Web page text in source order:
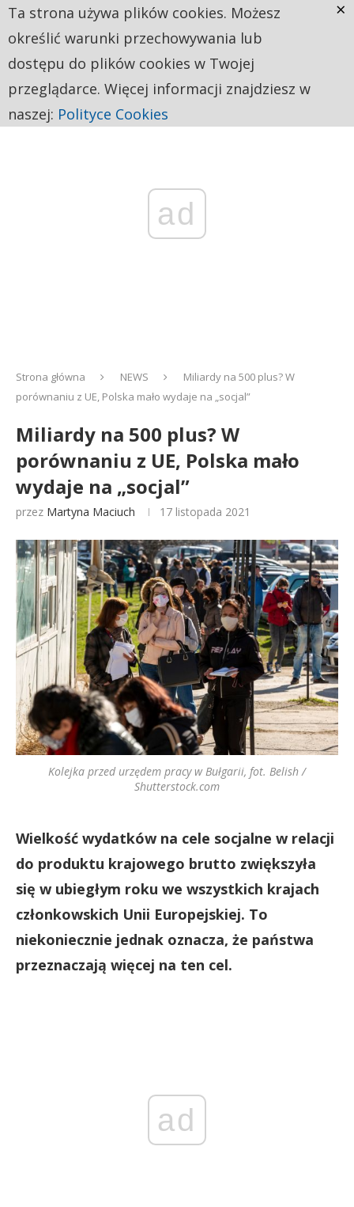
ad
Strona główna NEWS
Miliardy na 500 plus? W
porównaniu z UE, Polska mało wydaje na „socjal”
Miliardy na 500 plus? W
porównaniu z UE, Polska mało
wydaje na „socjal”
przez Martyna Maciuch 17 listopada 2021
Kolejka przed urzędem pracy w Bułgarii, fot. Belish /
Shutterstock.com
Wielkość wydatków na cele socjalne w relacji
do produktu krajowego brutto zwiększyła
się w ubiegłym roku we wszystkich krajach
członkowskich Unii Europejskiej. To
niekoniecznie jednak oznacza, że państwa
przeznaczają więcej na ten cel.
ad
Ta strona używa plików cookies. Możesz
określić warunki przechowywania lub
dostępu do plików cookies w Twojej
przeglądarce. Więcej informacji znajdziesz w
naszej: Polityce Cookies
×